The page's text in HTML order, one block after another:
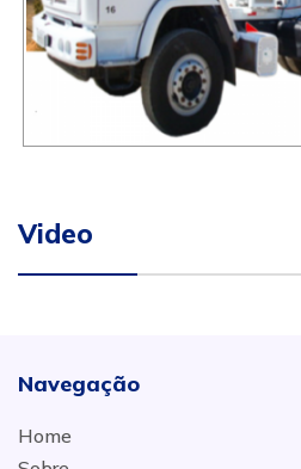
Video
Navegação
Home